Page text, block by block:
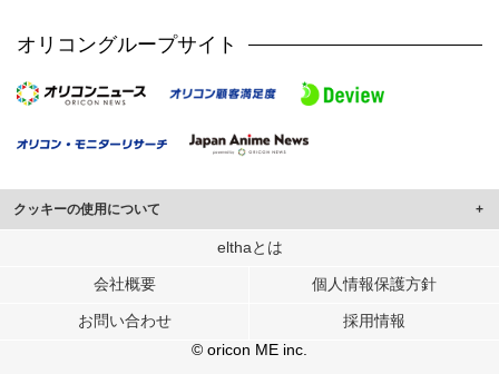
オリコングループサイト
クッキーの使用について
このサイトでは Cookie を使用して、ユーザーに合わせたコンテンツや広告の
行っています。
メディアや広告配信、データ解析の各パートナーに提供しています。
各パートナーは、この情報とユーザーが各パートナーに提供した他の情報や、
ユーザーが各パートナーのサービスを使用したときに収集した他の情報を組み
elthaとは
会社概要 個人情報保護方針
お問い合わせ
採用情報
© oricon ME inc.